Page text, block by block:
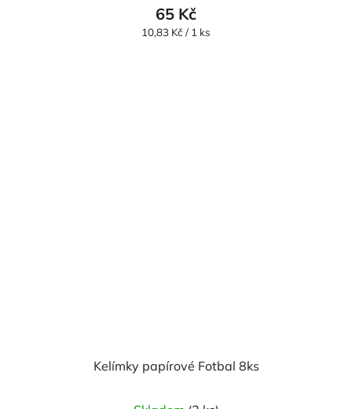
65 Kč
Měrná
10,83 Kč / 1 ks
Kelímky papírové Fotbal 8ks